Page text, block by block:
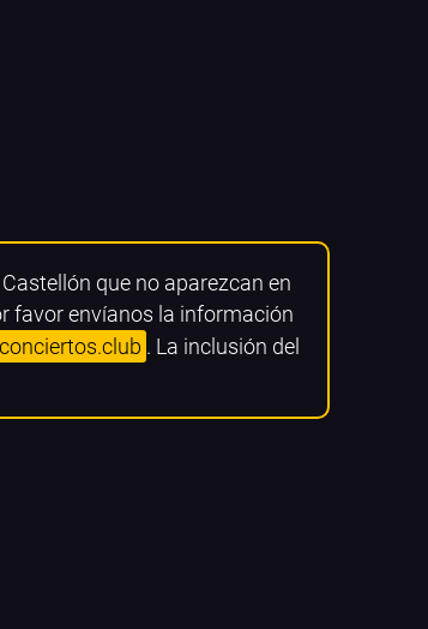
que no aparezcan en
favor envíanos la información
. La inclusión del